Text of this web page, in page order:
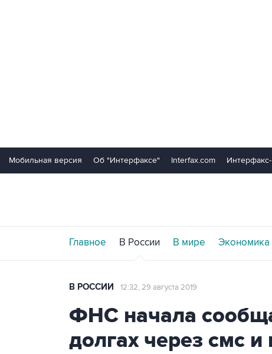
Мобильная версия Об "Интерфаксе" Interfax.com
Главное В России В мире Экономика
В РОССИИ 12:32, 29 августа 2019
ФНС начала
долгах через смс